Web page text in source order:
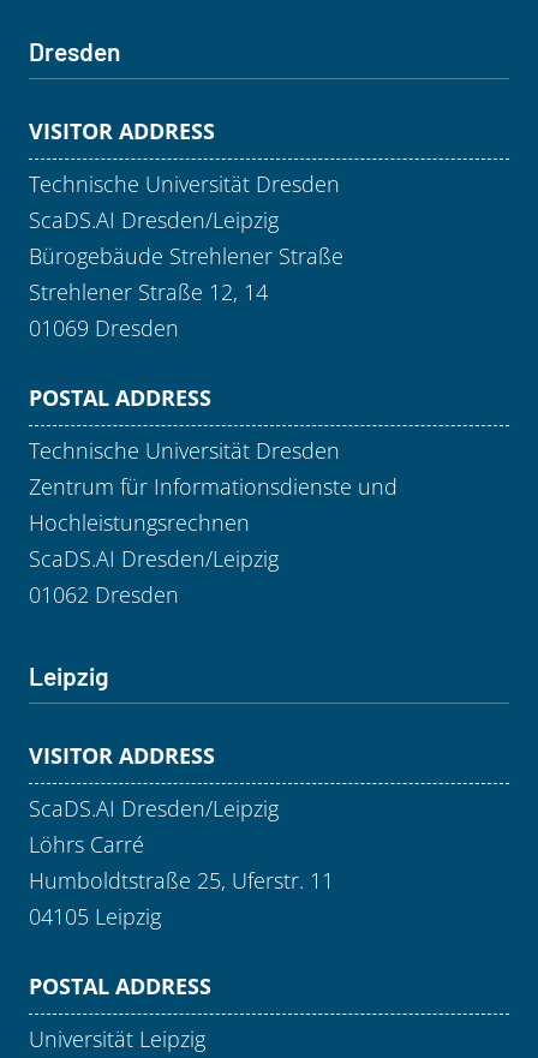
Dresden
VISITOR ADDRESS
Technische Universität Dresden
ScaDS.AI Dresden/Leipzig
Bürogebäude Strehlener Straße
Strehlener Straße 12, 14
01069 Dresden
POSTAL ADDRESS
Technische Universität Dresden
Zentrum für Informationsdienste und
Hochleistungsrechnen
ScaDS.AI Dresden/Leipzig
01062 Dresden
Leipzig
VISITOR ADDRESS
ScaDS.AI Dresden/Leipzig
Löhrs Carré
Humboldtstraße 25, Uferstr. 11
04105 Leipzig
POSTAL ADDRESS
Universität Leipzig